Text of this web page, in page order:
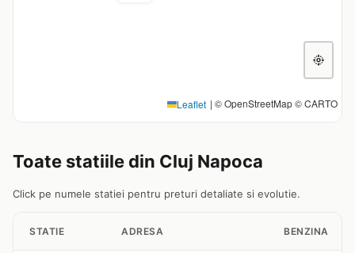
Leaflet | © OpenStreetMap © CARTO
Toate statiile din Cluj Napoca
Click pe numele statiei pentru preturi detaliate si evolutie.
STATIE ADRESA BENZINA